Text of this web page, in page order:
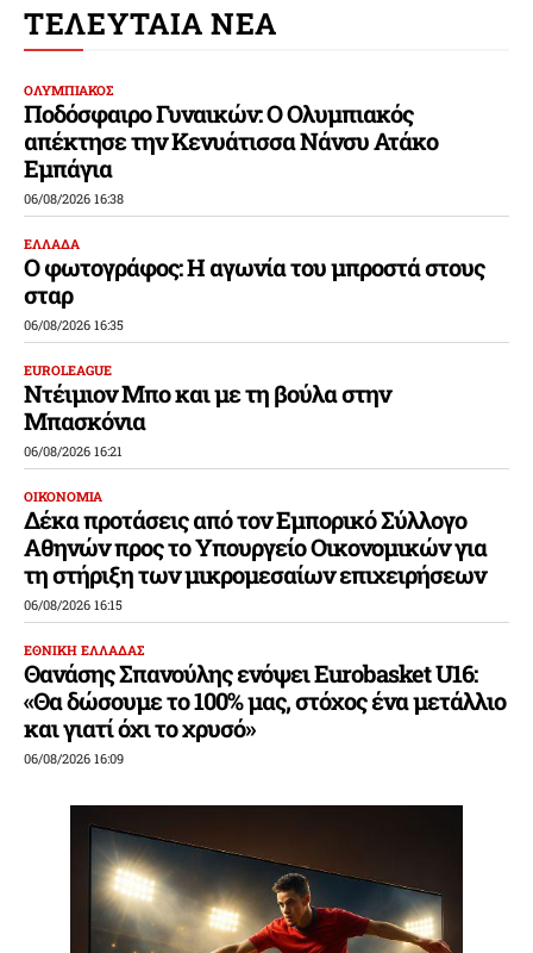
ΤΕΛΕΥΤΑΙΑ ΝΕΑ
ΟΛΥΜΠΙΑΚΟΣ
Ποδόσφαιρο Γυναικών: Ο Ολυμπιακός
απέκτησε την Κενυάτισσα Νάνσυ Ατάκο
Εμπάγια
06/08/2026 16:38
ΕΛΛΑΔΑ
Ο φωτογράφος: Η αγωνία του μπροστά στους
σταρ
06/08/2026 16:35
EUROLEAGUE
Ντέιμιον Μπο και με τη βούλα στην
Μπασκόνια
06/08/2026 16:21
ΟΙΚΟΝΟΜΙΑ
Δέκα προτάσεις από τον Εμπορικό Σύλλογο
Αθηνών προς το Υπουργείο Οικονομικών για
τη στήριξη των μικρομεσαίων επιχειρήσεων
06/08/2026 16:15
ΕΘΝΙΚΗ ΕΛΛΑΔΑΣ
Θανάσης Σπανούλης ενόψει Eurobasket U16:
«Θα δώσουμε το 100% μας, στόχος ένα μετάλλιο
και γιατί όχι το χρυσό»
06/08/2026 16:09